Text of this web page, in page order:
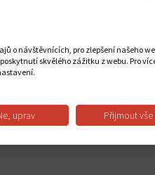
o návštěvnících, pro zlepšení našeho
skvělého zážitku z webu. Pro
uprav Přijmout vše